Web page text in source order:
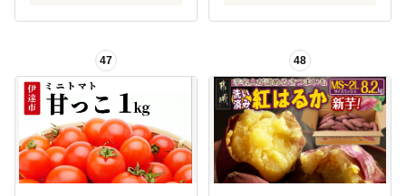
コーン 産地直送 バーベ
お取り寄せ 旭川市 北海
道 】_03648
[55250829]
47 48